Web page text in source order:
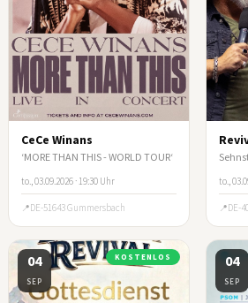
CeCe Winans
‘MORE THAN THIS - WORLD TOUR‘
to., 03.09.2026 · 19:30 Uhr
DE-51643 Gummersbach
to.,
DE-
04
SEP
KOSTENLOS 04
SEP